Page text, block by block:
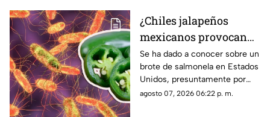
¿Chiles jalapeños
mexicanos provocan
brote de salmonela en
Estados Unidos? Esto
debes saber
Se ha dado a conocer sobre un
brote de salmonela en Estados
Unidos, presuntamente por
chiles jalapeños mexicanos,
agosto 07, 2026 06:22 p. m.